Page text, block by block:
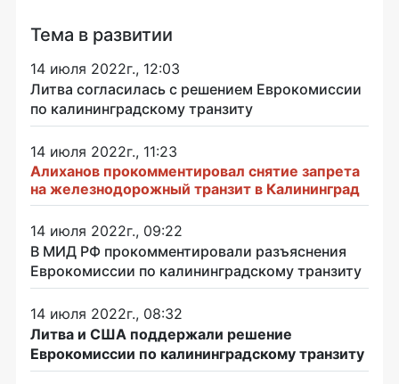
Тема в развитии
14 июля 2022г., 12:03
Литва согласилась с решением Еврокомиссии
по калининградскому транзиту
14 июля 2022г., 11:23
Алиханов прокомментировал снятие запрета
на железнодорожный транзит в Калининград
14 июля 2022г., 09:22
В МИД РФ прокомментировали разъяснения
Еврокомиссии по калининградскому транзиту
14 июля 2022г., 08:32
Литва и США поддержали решение
Еврокомиссии по калининградскому транзиту